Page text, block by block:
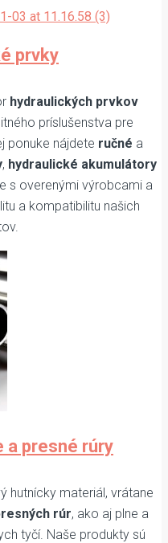
prvky
hydraulických prvkov
príslušenstva pre
ponuke nájdete ručné a
, hydraulické akumulátory
s overenými výrobcami a
a kompatibilitu našich
a presné rúry
hutnícky materiál, vrátane
rúr, ako aj plne a
tyčí. Naše produkty sú